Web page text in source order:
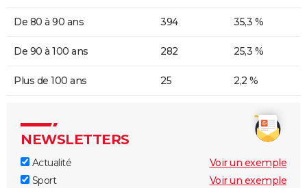
De 80 à 90 ans 394 35,3 %
De 90 à 100 ans 282 25,3 %
Plus de 100 ans 25 2,2 %
NEWSLETTERS
Actualité
Voir un exemple
Sport
Voir un exemple